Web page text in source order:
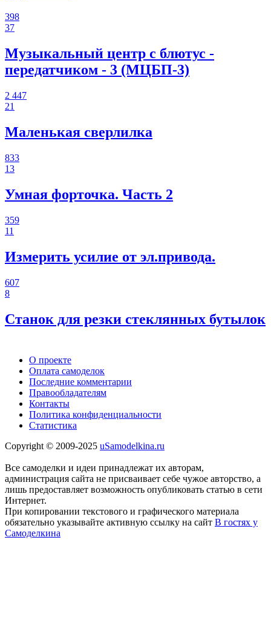
398
37
Музыкальный центр с блютус -
передатчиком - 3 (МЦБП-3)
2 447
21
Маленькая сверлилка
833
13
Умная форточка. Часть 2
359
11
Измерить усилие от эл.привода.
607
8
Станок для резки стеклянных бутылок
О проекте
Оплата самоделок
Последние комментарии
Правообладателям
Контакты
Политика конфиденциальности
Статистика
Copyright © 2009-2025 uSamodelkina.ru
Все самоделки и идеи принадлежат их авторам,
администрация сайта не присваивает себе чужое авторство, а
лишь предоставляет возможность опубликовать статью в сети
Интернет.
При копировании текстового и графического материала
обязательно указывайте активную ссылку на сайт В гостях у
Самоделкина